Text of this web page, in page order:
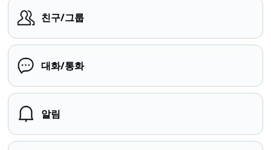
친구/그룹
대화/통화
알림